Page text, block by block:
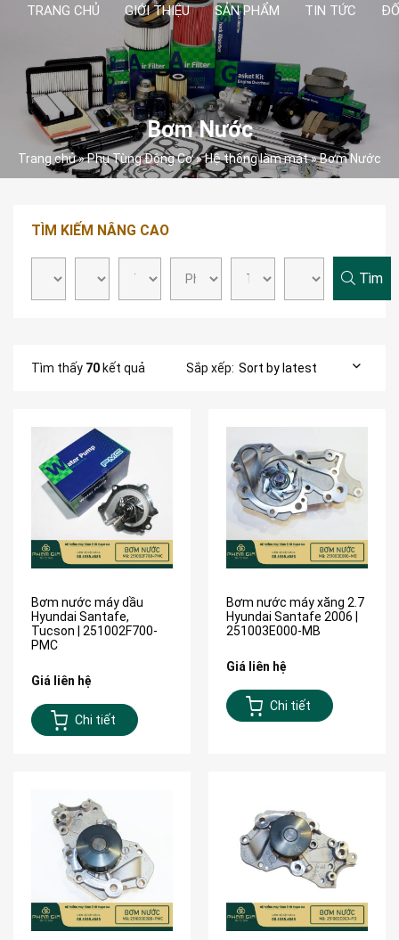
TRANG CHỦ GIỚI THIỆU SẢN PHẨM TIN TỨC
Bơm Nước
Trang chủ»Phụ Tùng Động Cơ»Hệ thống làm mát»Bơm Nước
TÌM KIẾM NÂNG CAO
Tìm
Tìm thấy 70kết quả Sắp xếp:
Bơm nước máy dầu
Hyundai Santafe,
Tucson | 251002F700-
PMC
Giá liên hệ
Chi tiết
Bơm nước máy xăng 2.7
Hyundai Santafe 2006 |
251003E000-MB
Giá liên hệ
Chi tiết